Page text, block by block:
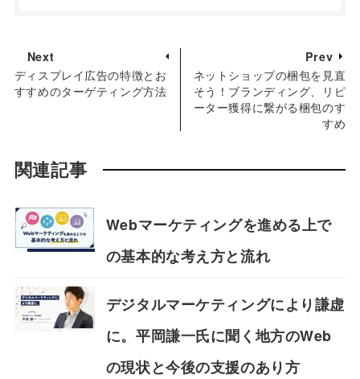
Next
ディスプレイ広告の特徴とお
すすめのターゲティング方法
Prev
ネットショップの梱包を見直
そう！ブランディング、リピ
ーター獲得に繋がる梱包のす
すめ
関連記事
Webマーケティングを進める上で
の基本的な考え方と流れ
デジタルマーケティングにより謙虚
に。平岡謙一氏に聞く地方のWeb
の現状と今後の支援のあり方